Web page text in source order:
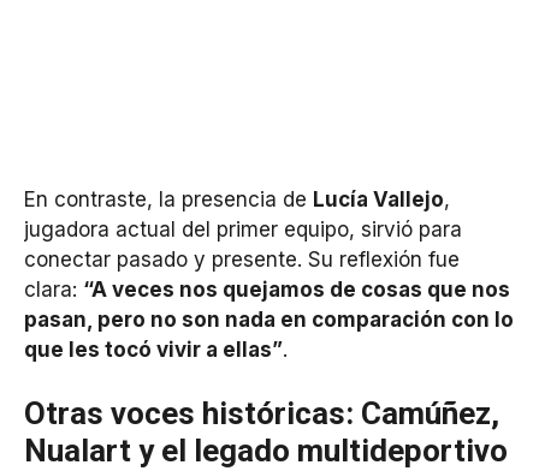
En contraste, la presencia de Lucía Vallejo,
jugadora actual del primer equipo, sirvió para
conectar pasado y presente. Su reflexión fue
clara: “A veces nos quejamos de cosas que nos
pasan, pero no son nada en comparación con lo
que les tocó vivir a ellas”.
Otras voces históricas: Camúñez,
Nualart y el legado multideportivo